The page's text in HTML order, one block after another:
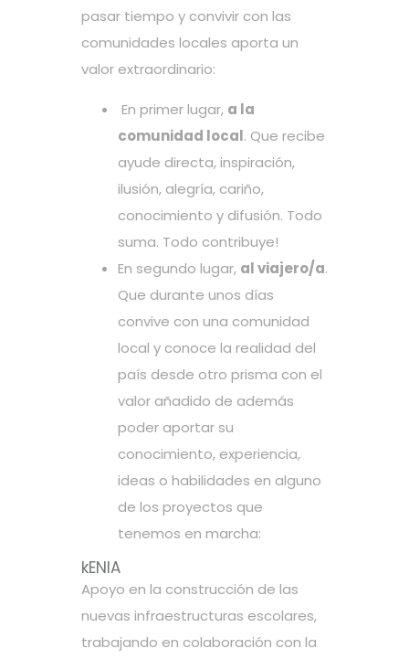
pasar tiempo y convivir con las
comunidades locales aporta un
valor extraordinario:
En primer lugar, a la
comunidad local. Que recibe
ayude directa, inspiración,
ilusión, alegría, cariño,
conocimiento y difusión. Todo
suma. Todo contribuye!
En segundo lugar, al viajero/a.
Que durante unos días
convive con una comunidad
local y conoce la realidad del
país desde otro prisma con el
valor añadido de además
poder aportar su
conocimiento, experiencia,
ideas o habilidades en alguno
de los proyectos que
tenemos en marcha:
kENIA
Apoyo en la construcción de las
nuevas infraestructuras escolares,
trabajando en colaboración con la